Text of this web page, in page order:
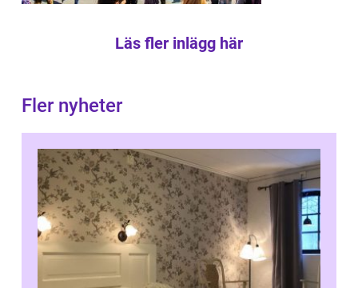
Läs fler inlägg här
Fler nyheter